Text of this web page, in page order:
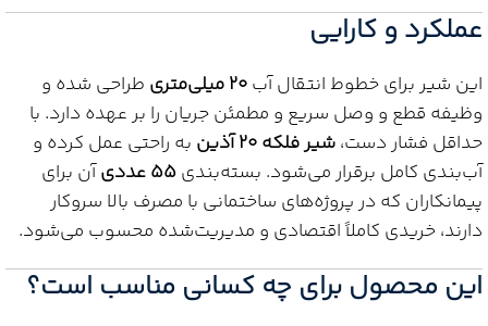
عملکرد و کارایی
این شیر برای خطوط انتقال آب20 میلی‌متری
طراحی شده و
وظیفه قطع و وصل سریع و مطمئن جریان را بر عهده دارد. با
حداقل فشار دست،شیر فلکه 20 آذین
به راحتی عمل کرده و
آب‌بندی کامل برقرار می‌شود. بسته‌بندی55 عددی
آن برای
پیمانکاران که در پروژه‌های ساختمانی با مصرف بالا سروکار
دارند، خریدی کاملاً اقتصادی و مدیریت‌شده محسوب می‌شود.
این محصول برای چه کسانی مناسب است؟